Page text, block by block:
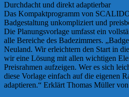
Durchdacht und direkt adaptierbar
Das Kompaktprogramm von
Badgestaltung unkompliziert und
Die Planungsvorlage umfasst ein
alle Bereiche des Badezimmers.
Neuland. Wir erleichtern den Start in
wir eine Lösung mit allen wichtigen
Preisrahmen aufzeigen. Wer es sich
diese Vorlage einfach auf die eigenen
adaptieren.“ Erklärt Thomas Müller